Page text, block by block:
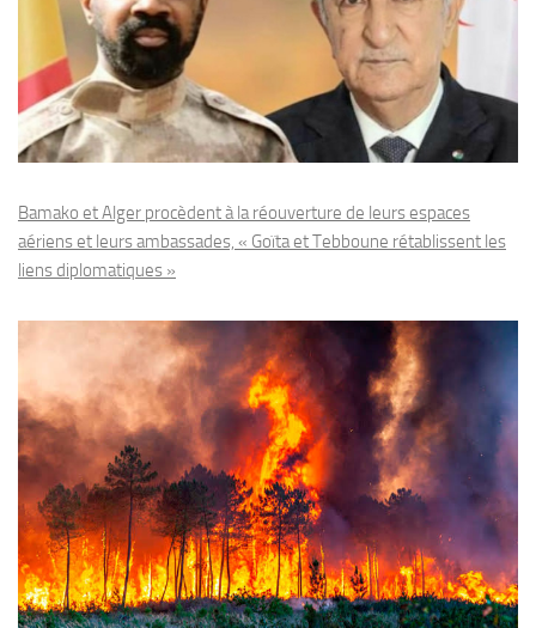
Bamako et Alger procèdent à la réouverture de leurs espaces
aériens et leurs ambassades, « Goïta et Tebboune rétablissent les
liens diplomatiques »